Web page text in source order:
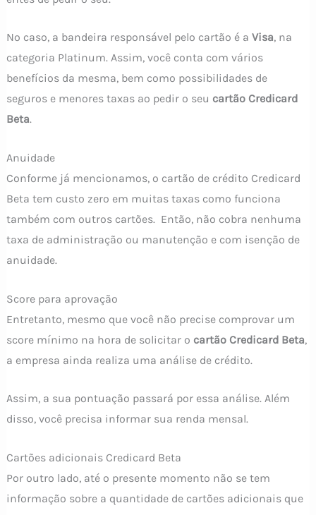
No caso, a bandeira responsável pelo cartão é a Visa, na
categoria Platinum. Assim, você conta com vários
benefícios da mesma, bem como possibilidades de
seguros e menores taxas ao pedir o seu cartão Credicard
Beta.
Anuidade
Conforme já mencionamos, o cartão de crédito Credicard
Beta tem custo zero em muitas taxas como funciona
também com outros cartões. Então, não cobra nenhuma
taxa de administração ou manutenção e com isenção de
anuidade.
Score para aprovação
Entretanto, mesmo que você não precise comprovar um
score mínimo na hora de solicitar o cartão Credicard Beta,
a empresa ainda realiza uma análise de crédito.
Assim, a sua pontuação passará por essa análise. Além
disso, você precisa informar sua renda mensal.
Cartões adicionais Credicard Beta
Por outro lado, até o presente momento não se tem
informação sobre a quantidade de cartões adicionais que